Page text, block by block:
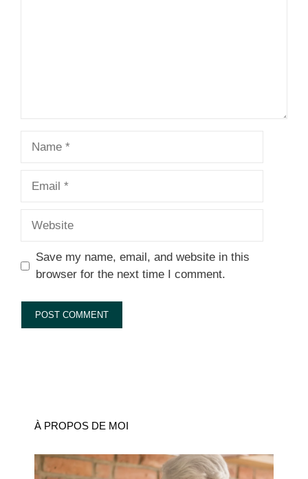
Save my name, email, and website in this
browser for the next time I comment.
À PROPOS DE MOI